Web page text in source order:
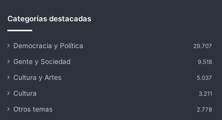
Categorías destacadas
Democracia y Política 29.707
Gente y Sociedad 9.518
Cultura y Artes 5.037
Cultura 3.211
Otros temas 2.778